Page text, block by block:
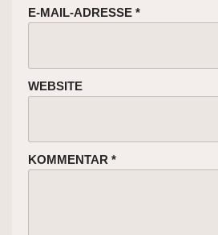
E-MAIL-ADRESSE *
WEBSITE
KOMMENTAR *